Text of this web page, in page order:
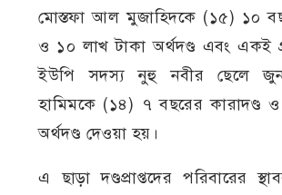
মোস্তফা আল মুজাহিদকে (১৫) ১০
ও ১০ লাখ টাকা অর্থদণ্ড এবং একই
ইউপি সদস্য নুহু নবীর ছেলে
হামিমকে (১৪) ৭ বছরের কারাদণ্ড
অর্থদণ্ড দেওয়া হয়।
এ ছাড়া দণ্ডপ্রাপ্তদের পরিবারের